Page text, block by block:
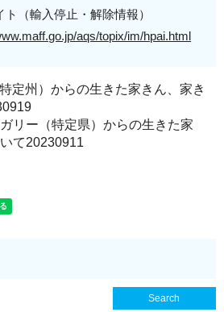
（輸入停止・解除情報）
aqs/topix/im/hpai.html
定州）からの生きた家きん、家き
リー（特定県）からの生きた家
て20230911